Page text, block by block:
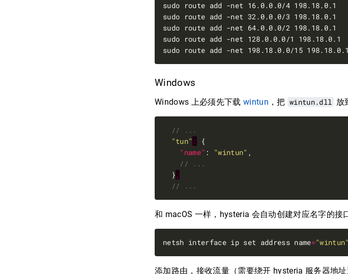
Windows
Windows 上必须先下载 wintun ，把 wintun.dll 放
"tun" :
"name" : "wintun"
  }
,
和 macOS 一样，hysteria 会自动创建对应名字的接
netsh interface ip set address name="wintun"
添加路由，接收流量（需要绕开 hysteria 服务器地址